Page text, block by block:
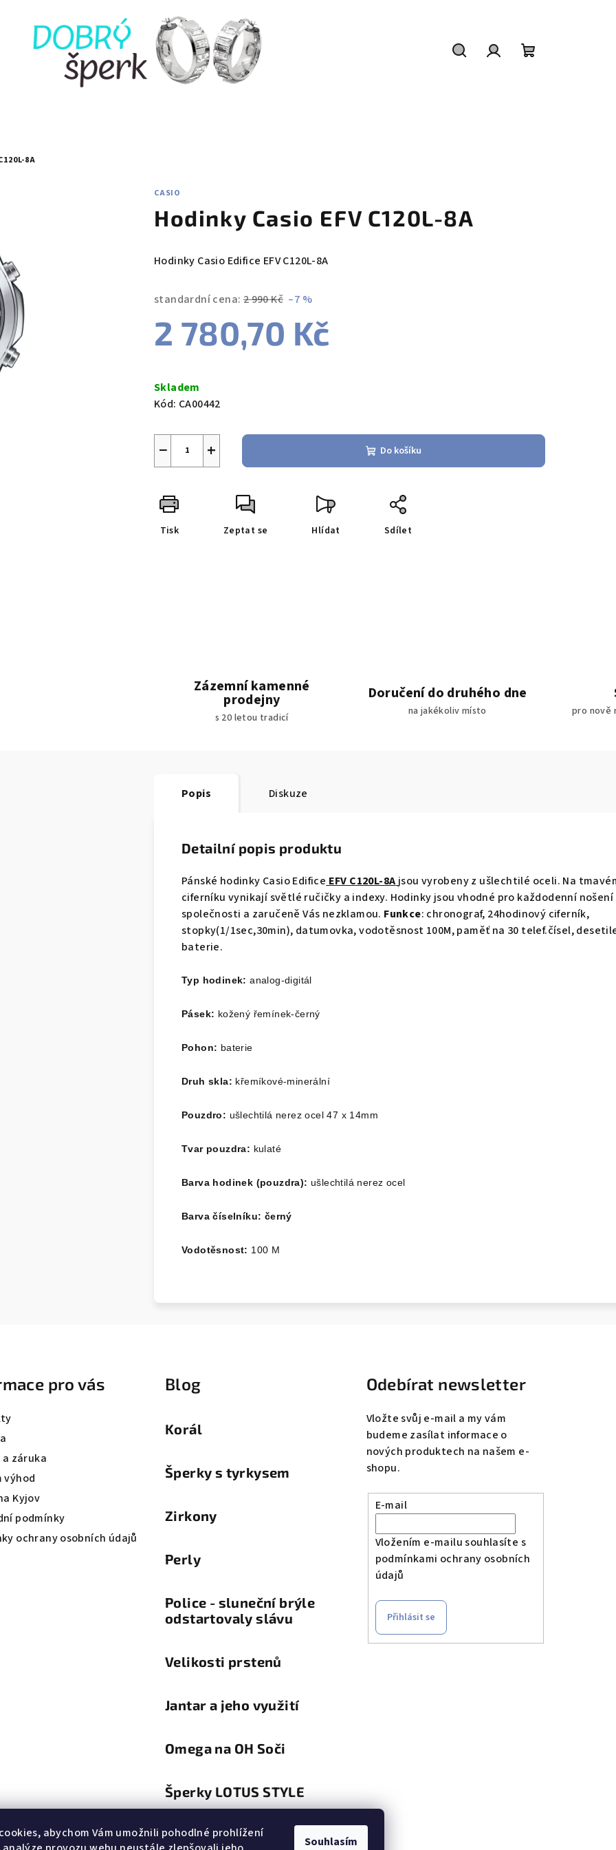
abychom Vám umožnili pohodlné prohlížení
Souhlasím
8A
CASIO
Hodinky Casio EFV C120L-8A
Hodinky Casio Edifice EFV C120L-8A
standardní cena: 2 990 Kč –7 %
2 780,70 Kč
cena:
Skladem
Kód: CA00442
+
− Do košíku
Tisk Zeptat se Hlídat Sdílet
Zázemní kamenné
prodejny
s 20 letou tradicí
Doručení do druhého dne
na jakékoliv místo pro nově
Popis Diskuze
Detailní popis produktu
Pánské hodinky Casio Edifice EFV C120L-8A jsou vyrobeny z ušlechtilé oceli. Na
ciferníku vynikají světlé ručičky a indexy. Hodinky jsou vhodné pro každodenní nošení
společnosti a zaručeně Vás nezklamou. Funkce: chronograf, 24hodinový ciferník,
stopky(1/1sec,30min), datumovka, vodotěsnost 100M, paměť na 30 telef.čísel,
baterie.
Typ hodinek: analog-digitál
Pásek: kožený řemínek-černý
Pohon: baterie
Druh skla: křemíkové-minerální
Pouzdro: ušlechtilá nerez ocel 47 x 14mm
Tvar pouzdra: kulaté
Barva hodinek (pouzdra): ušlechtilá nerez ocel
Barva číselníku: černý
Vodotěsnost: 100 M
pro vás
záruka
výhod
Kyjov
podmínky
ochrany osobních údajů
Blog
Korál
Šperky s tyrkysem
Zirkony
Perly
Police - sluneční brýle
odstartovaly slávu
Velikosti prstenů
Jantar a jeho využití
Omega na OH Soči
Šperky LOTUS STYLE
Trendy a módní diktát u
Odebírat newsletter
Vložte svůj e-mail a my vám
budeme zasílat informace o
nových produktech na našem e-
shopu.
E-mail
Vložením e-mailu souhlasíte s
podmínkami ochrany osobních
údajů
Přihlásit se